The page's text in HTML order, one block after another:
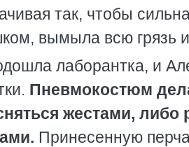
так, чтобы
вымыла всю грязь
лаборантка, и
Пневмокостюм
жестами, либо
Принесенную